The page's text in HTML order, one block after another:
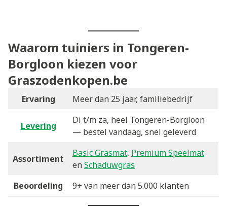
Waarom tuiniers in Tongeren-
Borgloon kiezen voor
Graszodenkopen.be
Ervaring Meer dan 25 jaar, familiebedrijf
Levering
Di t/m za, heel Tongeren-Borgloon
— bestel vandaag, snel geleverd
Assortiment
Basic Grasmat, Premium Speelmat
en Schaduwgras
Beoordeling
9+ van meer dan 5.000 klanten